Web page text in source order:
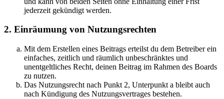
jederzeit gekündigt werden.
2. Einräumung von Nutzungsrechten
Mit dem Erstellen eines Beitrags erteilst du dem Betreiber ein
einfaches, zeitlich und räumlich unbeschränktes und
unentgeltliches Recht, deinen Beitrag im Rahmen des Boards
zu nutzen.
Das Nutzungsrecht nach Punkt 2, Unterpunkt a bleibt auch
nach Kündigung des Nutzungsvertrages bestehen.